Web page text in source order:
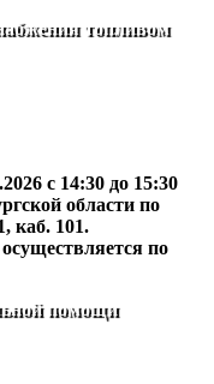
топливом
с 14:30 до 15:30
области по
каб. 101.
по
помощи